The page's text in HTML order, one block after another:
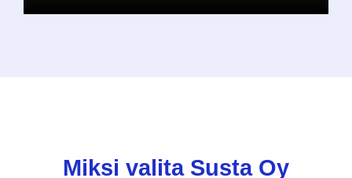
Miksi valita Susta Oy